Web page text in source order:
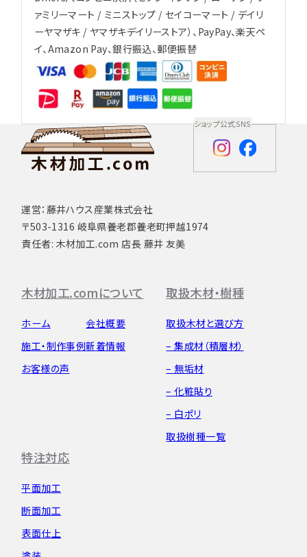
ァミリーマート / ミニストップ / セイコーマート / デイリ
ーヤマザキ / ヤマザキデイリーストア）、PayPay、楽天ペ
イ、Amazon Pay、銀行振込、郵便振替
運営：藤井ハウス産業株式会社
〒503-1316 岐阜県養老郡養老町押越1974
責任者: 木材加工.com 店長 藤井 友美
ショップ公式SNS
木材加工.comについて
ホーム
施工・制作事例
お客様の声
会社概要
新着情報
取扱木材・樹種
取扱木材と選び方
– 集成材（積層材）
– 無垢材
– 化粧貼り
– 白ポリ
取扱樹種一覧
特注対応
平面加工
断面加工
表面仕上